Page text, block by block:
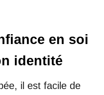
en soi
identité
il est facile de